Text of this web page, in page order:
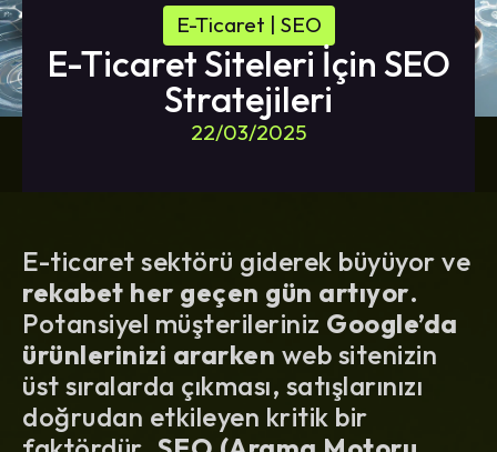
E-Ticaret | SEO
E-Ticaret Siteleri İçin SEO
Stratejileri
22/03/2025
E-ticaret sektörü giderek büyüyor ve
rekabet her geçen gün artıyor.
Potansiyel müşterileriniz Google’da
ürünlerinizi ararken web sitenizin
üst sıralarda çıkması, satışlarınızı
doğrudan etkileyen kritik bir